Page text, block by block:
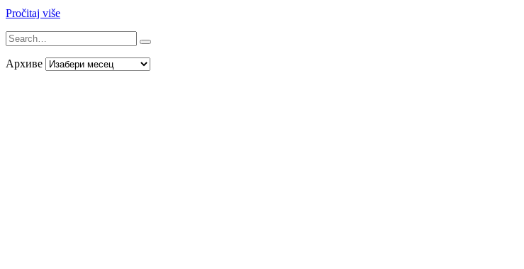
Pročitaj više
Архиве